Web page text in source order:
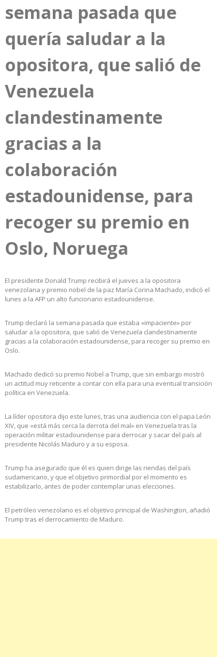
semana pasada que
quería saludar a la
opositora, que salió de
Venezuela
clandestinamente
gracias a la
colaboración
estadounidense, para
recoger su premio en
Oslo, Noruega
El presidente Donald Trump recibirá el jueves a la opositora
venezolana y premio nobel de la paz María Corina Machado, indicó el
lunes a la AFP un alto funcionario estadounidense.
Trump declaró la semana pasada que estaba «impaciente» por
saludar a la opositora, que salió de Venezuela clandestinamente
gracias a la colaboración estadounidense, para recoger su premio en
Oslo.
Machado dedicó su premio Nobel a Trump, que sin embargo mostró
un actitud muy reticente a contar con ella para una eventual transición
política en Venezuela.
La líder opositora dijo este lunes, tras una audiencia con el papa León
XIV, que «está más cerca la derrota del mal» en Venezuela tras la
operación militar estadounidense para derrocar y sacar del país al
presidente Nicolás Maduro y a su esposa.
Trump ha asegurado que él es quien dirige las riendas del país
sudamericano, y que el objetivo primordial por el momento es
estabilizarlo, antes de poder contemplar unas elecciones.
El petróleo venezolano es el objetivo principal de Washington, añadió
Trump tras el derrocamiento de Maduro.